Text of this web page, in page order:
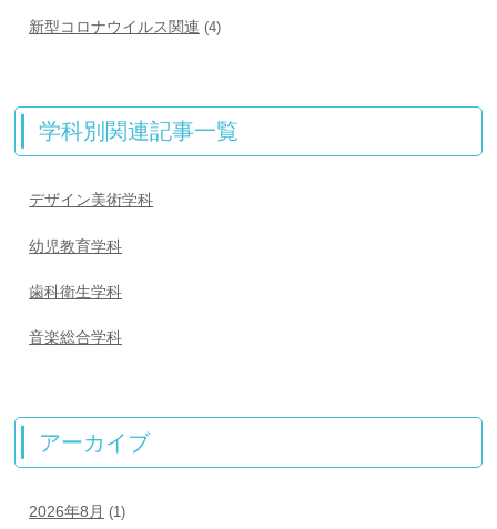
新型コロナウイルス関連 (4)
学科別関連記事一覧
デザイン美術学科
幼児教育学科
歯科衛生学科
音楽総合学科
アーカイブ
2026年8月 (1)